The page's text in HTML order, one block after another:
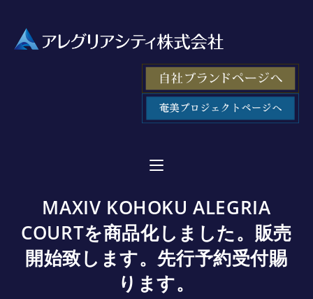
MAXIV KOHOKU ALEGRIA
COURTを商品化しました。販売
開始致します。先行予約受付賜
ります。